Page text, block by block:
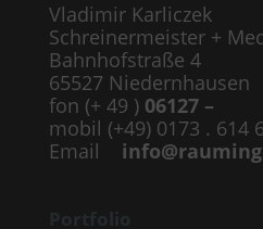
Vladimir Karliczek
Schreinermeister +
Bahnhofstraße 4
65527 Niedernhausen
fon (+ 49 ) 06127 –
mobil (+49) 0173 . 614
Email